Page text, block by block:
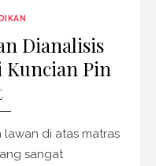
Dianalisis
Kuncian Pin
lawan di atas matras
sangat